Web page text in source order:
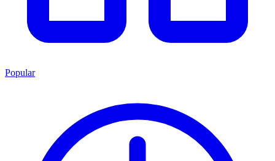
Popular